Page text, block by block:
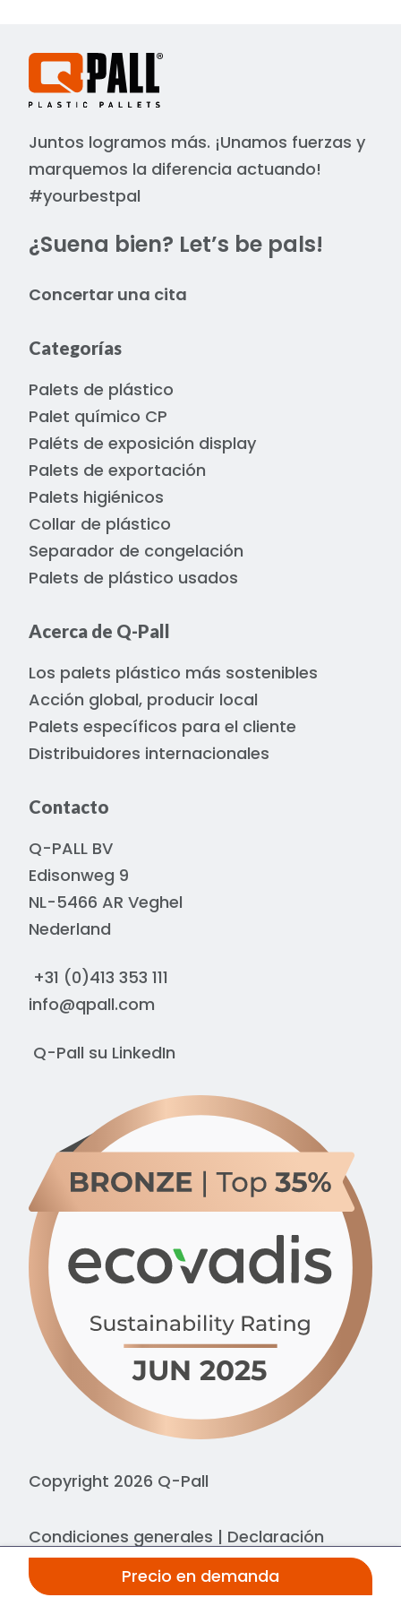
Precio en demanda
Juntos logramos más. ¡Unamos fuerzas y
marquemos la diferencia actuando!
#yourbestpal
¿Suena bien? Let’s be pals!
Concertar una cita
Categorías
Palets de plástico
Palet químico CP
Paléts de exposición display
Palets de exportación
Palets higiénicos
Collar de plástico
Separador de congelación
Palets de plástico usados
Acerca de Q-Pall
Los palets plástico más sostenibles
Acción global, producir local
Palets específicos para el cliente
Distribuidores internacionales
Contacto
Q-PALL BV
Edisonweg 9
NL-5466 AR Veghel
Nederland
+31 (0)413 353 111
info@qpall.com
Q-Pall su LinkedIn
Copyright 2026 Q-Pall
Condiciones generales | Declaración
sobre cookies|Declaración de privacidad